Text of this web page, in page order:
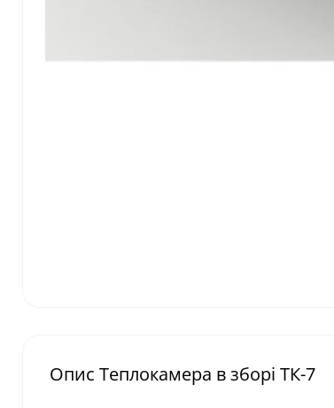
Опис Теплокамера в зборі ТК-7